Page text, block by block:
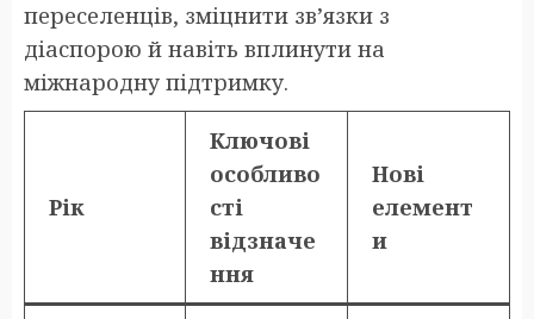
переселенців, зміцнити зв’язки з
діаспорою й навіть вплинути на
міжнародну підтримку.
Рік
Ключові
особливо
сті
відзначе
ння
Нові
елемент
и